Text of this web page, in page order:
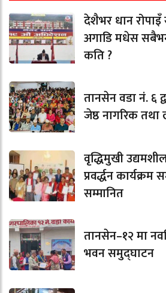
देशैभर धान
अगाडि मधेस
कति ?
तानसेन वडा नं. ६
जेष्ठ नागरिक तथा
वृद्धिमुखी
प्रवर्द्धन कार्यक्रम
सम्मानित
तानसेन–१२ मा
भवन समुद्घाटन